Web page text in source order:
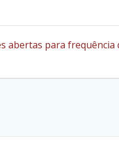
abertas para frequência